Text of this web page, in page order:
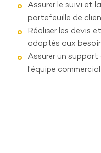
Assurer le suivi et
portefeuille de
Réaliser les devis
adaptés aux
Assurer un support
l’équipe
© Karpos 2019